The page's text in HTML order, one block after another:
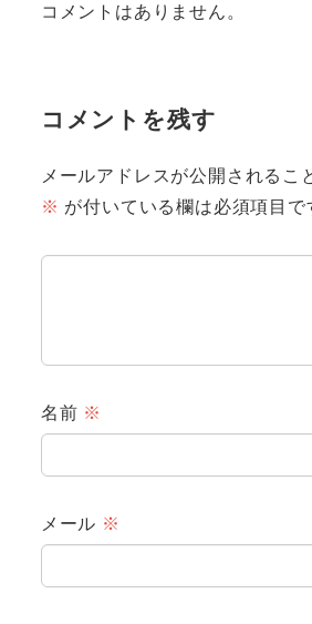
コメントはありません。
コメントを残す
メールアドレスが公開されるこ
※ が付いている欄は必須項目で
名前 ※
メール ※